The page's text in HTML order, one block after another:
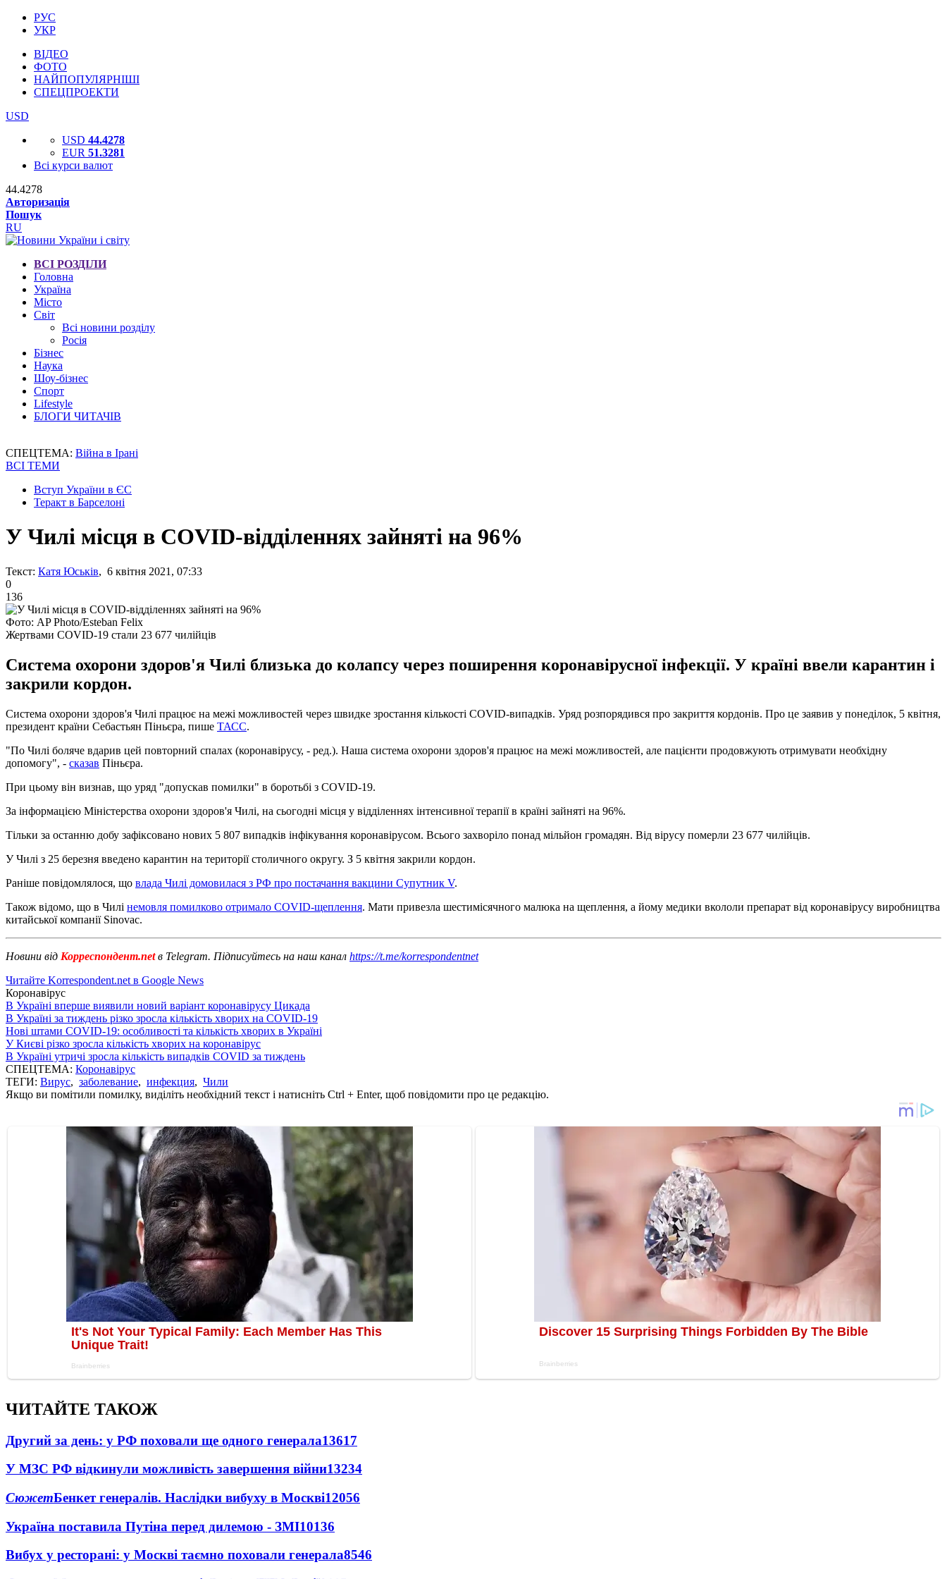
РУС
УКР
ВІДЕО
ФОТО
НАЙПОПУЛЯРНІШІ
СПЕЦПРОЕКТИ
USD
USD 44.4278
EUR 51.3281
Всі курси валют
44.4278
Авторизація
Пошук
RU
ВСІ РОЗДІЛИ
Головна
Україна
Місто
Світ
Всі новини розділу
Росія
Бізнес
Наука
Шоу-бізнес
Спорт
Lifestyle
БЛОГИ ЧИТАЧІВ
СПЕЦТЕМА: Війна в Ірані
ВСІ ТЕМИ
Вступ України в ЄС
Теракт в Барселоні
У Чилі місця в COVID-відділеннях зайняті на 96%
Текст: Катя Юськів, 6 квітня 2021, 07:33
0
136
Фото: AP Photo/Esteban Felix
Жертвами COVID-19 стали 23 677 чилійців
Система охорони здоров'я Чилі близька до колапсу через поширення коронавірусної інфекції. У країні ввели карантин і
закрили кордон.
Система охорони здоров'я Чилі працює на межі можливостей через швидке зростання кількості COVID-випадків. Уряд розпорядився про закриття кордонів. Про це заявив у понеділок, 5 квітня,
президент країни Себастьян Піньєра, пише ТАСС.
"По Чилі боляче вдарив цей повторний спалах (коронавірусу, - ред.). Наша система охорони здоров'я працює на межі можливостей, але пацієнти продовжують отримувати необхідну
допомогу", - сказав Піньєра.
При цьому він визнав, що уряд "допускав помилки" в боротьбі з COVID-19.
За інформацією Міністерства охорони здоров'я Чилі, на сьогодні місця у відділеннях інтенсивної терапії в країні зайняті на 96%.
Тільки за останню добу зафіксовано нових 5 807 випадків інфікування коронавірусом. Всього захворіло понад мільйон громадян. Від вірусу померли 23 677 чилійців.
У Чилі з 25 березня введено карантин на території столичного округу. З 5 квітня закрили кордон.
Раніше повідомлялося, що влада Чилі домовилася з РФ про постачання вакцини Супутник V.
Також відомо, що в Чилі немовля помилково отримало COVID-щеплення. Мати привезла шестимісячного малюка на щеплення, а йому медики вкололи препарат від коронавірусу виробництва
китайської компанії Sinovac.
Новини від Корреспондент.netв Telegram. Підписуйтесь на наш канал https://t.me/korrespondentnet
Читайте Korrespondent.net в Google News
Коронавірус
В Україні вперше виявили новий варіант коронавірусу Цикада
В Україні за тиждень різко зросла кількість хворих на COVID-19
Нові штами COVID-19: особливості та кількість хворих в Україні
У Києві різко зросла кількість хворих на коронавірус
В Україні утричі зросла кількість випадків COVID за тиждень
СПЕЦТЕМА: Коронавірус
ТЕГИ: Вирус, заболевание, инфекция, Чили
Якщо ви помітили помилку, виділіть необхідний текст і натисніть Ctrl + Enter, щоб повідомити про це редакцію.
ЧИТАЙТЕ ТАКОЖ
Другий за день: у РФ поховали ще одного генерала13617
У МЗС РФ відкинули можливість завершення війни13234
СюжетБенкет генералів. Наслідки вибуху в Москві12056
Україна поставила Путіна перед дилемою - ЗМІ10136
Вибух у ресторані: у Москві таємно поховали генерала8546